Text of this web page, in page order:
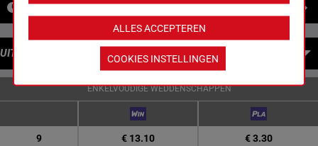
NIEUWS
UITBETALINGEN
ENKELVOUDIGE WEDDENSCHAPPEN
9 € 13.10 € 3.30
ALLES ACCEPTEREN
COOKIES INSTELLINGEN